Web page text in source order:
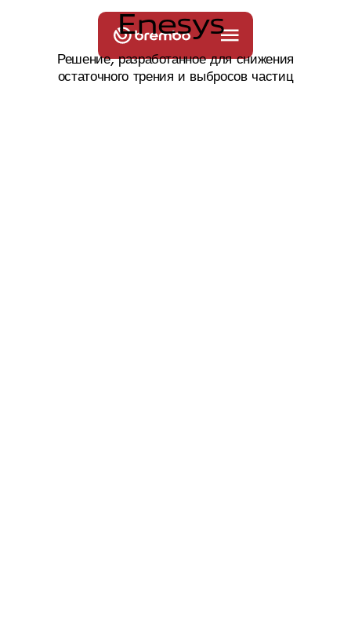
Enesys
Решение, разработанное для снижения
остаточного трения и выбросов частиц